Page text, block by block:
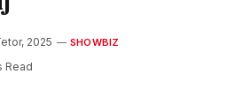
2025 SHOWBIZ
Read